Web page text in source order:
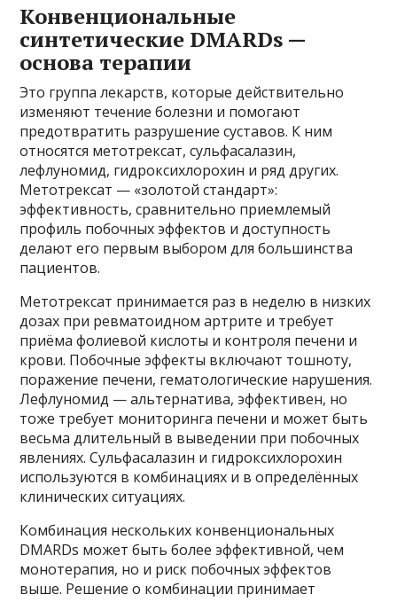
Конвенциональные
синтетические DMARDs —
основа терапии
Это группа лекарств, которые действительно
изменяют течение болезни и помогают
предотвратить разрушение суставов. К ним
относятся метотрексат, сульфасалазин,
лефлуномид, гидроксихлорохин и ряд других.
Метотрексат — «золотой стандарт»:
эффективность, сравнительно приемлемый
профиль побочных эффектов и доступность
делают его первым выбором для большинства
пациентов.
Метотрексат принимается раз в неделю в низких
дозах при ревматоидном артрите и требует
приёма фолиевой кислоты и контроля печени и
крови. Побочные эффекты включают тошноту,
поражение печени, гематологические нарушения.
Лефлуномид — альтернатива, эффективен, но
тоже требует мониторинга печени и может быть
весьма длительный в выведении при побочных
явлениях. Сульфасалазин и гидроксихлорохин
используются в комбинациях и в определённых
клинических ситуациях.
Комбинация нескольких конвенциональных
DMARDs может быть более эффективной, чем
монотерапия, но и риск побочных эффектов
выше. Решение о комбинации принимает